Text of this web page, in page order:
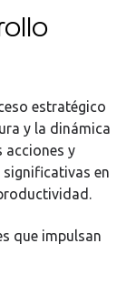
estratégico
y la dinámica
acciones y
significativas en
que impulsan